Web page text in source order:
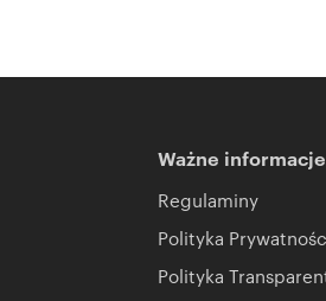
Ważne informacje
Regulaminy
Polityka
Polityka